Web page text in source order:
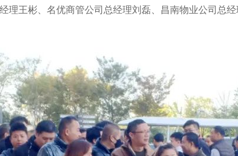
理王彬、名优商管公司总经理刘磊、昌南物业公司总经